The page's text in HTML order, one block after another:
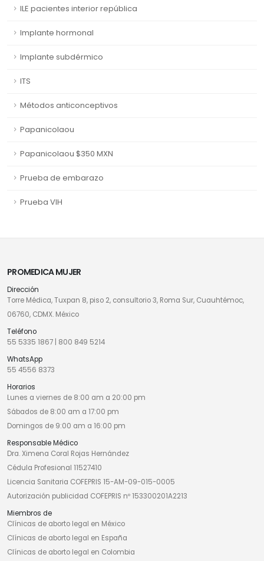
ILE pacientes interior república
Implante hormonal
Implante subdérmico
ITS
Métodos anticonceptivos
Papanicolaou
Papanicolaou $350 MXN
Prueba de embarazo
Prueba VIH
PROMEDICA MUJER
Dirección
Torre Médica, Tuxpan 8, piso 2, consultorio 3, Roma Sur, Cuauhtémoc,
06760, CDMX. México
Teléfono
55 5335 1867
800 849 5214
WhatsApp
55 4556 8373
Horarios
Lunes a viernes de 8:00 am a 20:00 pm
Sábados de 8:00 am a 17:00 pm
Domingos de 9:00 am a 16:00 pm
Responsable Médico
Dra. Ximena Coral Rojas Hernández
Cédula Profesional 11527410
Licencia Sanitaria COFEPRIS 15-AM-09-015-0005
Autorización publicidad COFEPRIS nº 153300201A2213
Miembros de
Clínicas de aborto legal en México
Clínicas de aborto legal en España
Clínicas de aborto legal en Colombia